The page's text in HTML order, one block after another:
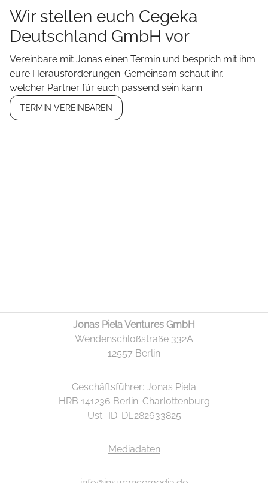
Wir stellen euch Cegeka
Deutschland GmbH vor
Vereinbare mit Jonas einen Termin und besprich mit ihm
eure Herausforderungen. Gemeinsam schaut ihr,
welcher Partner für euch passend sein kann.
TERMIN VEREINBAREN
Jonas Piela Ventures GmbH
Wendenschloßstraße 332A
12557 Berlin
Geschäftsführer: Jonas Piela
HRB 141236 Berlin-Charlottenburg
Ust.-ID: DE282633825
Mediadaten